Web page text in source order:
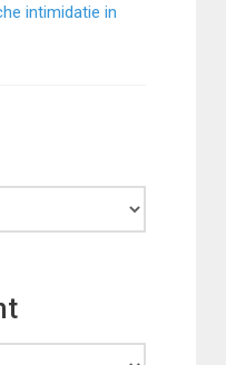
intimidatie in